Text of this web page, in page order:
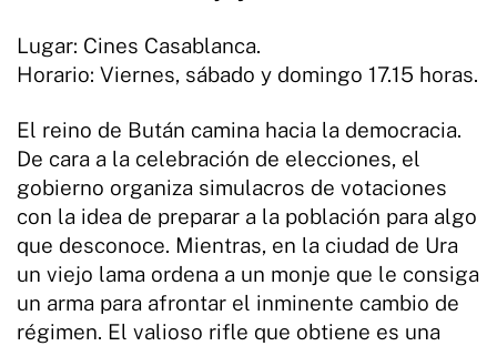
Lugar: Cines Casablanca.
Horario: Viernes, sábado y domingo 17.15 horas.
El reino de Bután camina hacia la democracia.
De cara a la celebración de elecciones, el
gobierno organiza simulacros de votaciones
con la idea de preparar a la población para algo
que desconoce. Mientras, en la ciudad de Ura
un viejo lama ordena a un monje que le consiga
un arma para afrontar el inminente cambio de
régimen. El valioso rifle que obtiene es una